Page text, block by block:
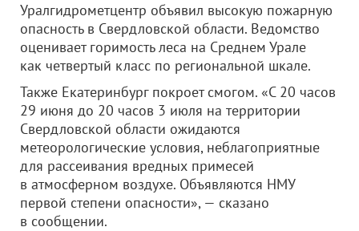
Уралгидрометцентр объявил высокую пожарную
опасность в Свердловской области. Ведомство
оценивает горимость леса на Среднем Урале
как четвертый класс по региональной шкале.
Также Екатеринбург покроет смогом. «С 20 часов
29 июня до 20 часов 3 июля на территории
Свердловской области ожидаются
метеорологические условия, неблагоприятные
для рассеивания вредных примесей
в атмосферном воздухе. Объявляются НМУ
первой степени опасности», — сказано
в сообщении.